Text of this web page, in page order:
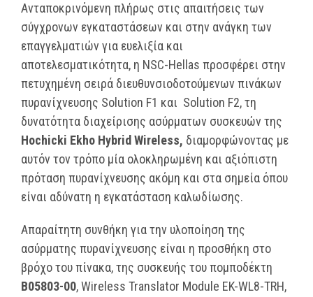
Ανταποκρινόμενη πλήρως στις απαιτήσεις των
σύγχρονων εγκαταστάσεων και στην ανάγκη των
επαγγελματιών για ευελιξία και
αποτελεσματικότητα, η NSC-Hellas προσφέρει στην
πετυχημένη σειρά διευθυνσιοδοτούμενων πινάκων
πυρανίχνευσης Solution F1 και Solution F2, τη
δυνατότητα διαχείρισης ασύρματων συσκευών της
Hochicki Ekho Hybrid Wireless, διαμορφώνοντας με
αυτόν τον τρόπο μία ολοκληρωμένη και αξιόπιστη
πρόταση πυρανίχνευσης ακόμη και στα σημεία όπου
είναι αδύνατη η εγκατάσταση καλωδίωσης.
Απαραίτητη συνθήκη για την υλοποίηση της
ασύρματης πυρανίχνευσης είναι η προσθήκη στο
βρόχο του πίνακα, της συσκευής του πομποδέκτη
B05803-00, Wireless Translator Module EK-WL8-TRH,